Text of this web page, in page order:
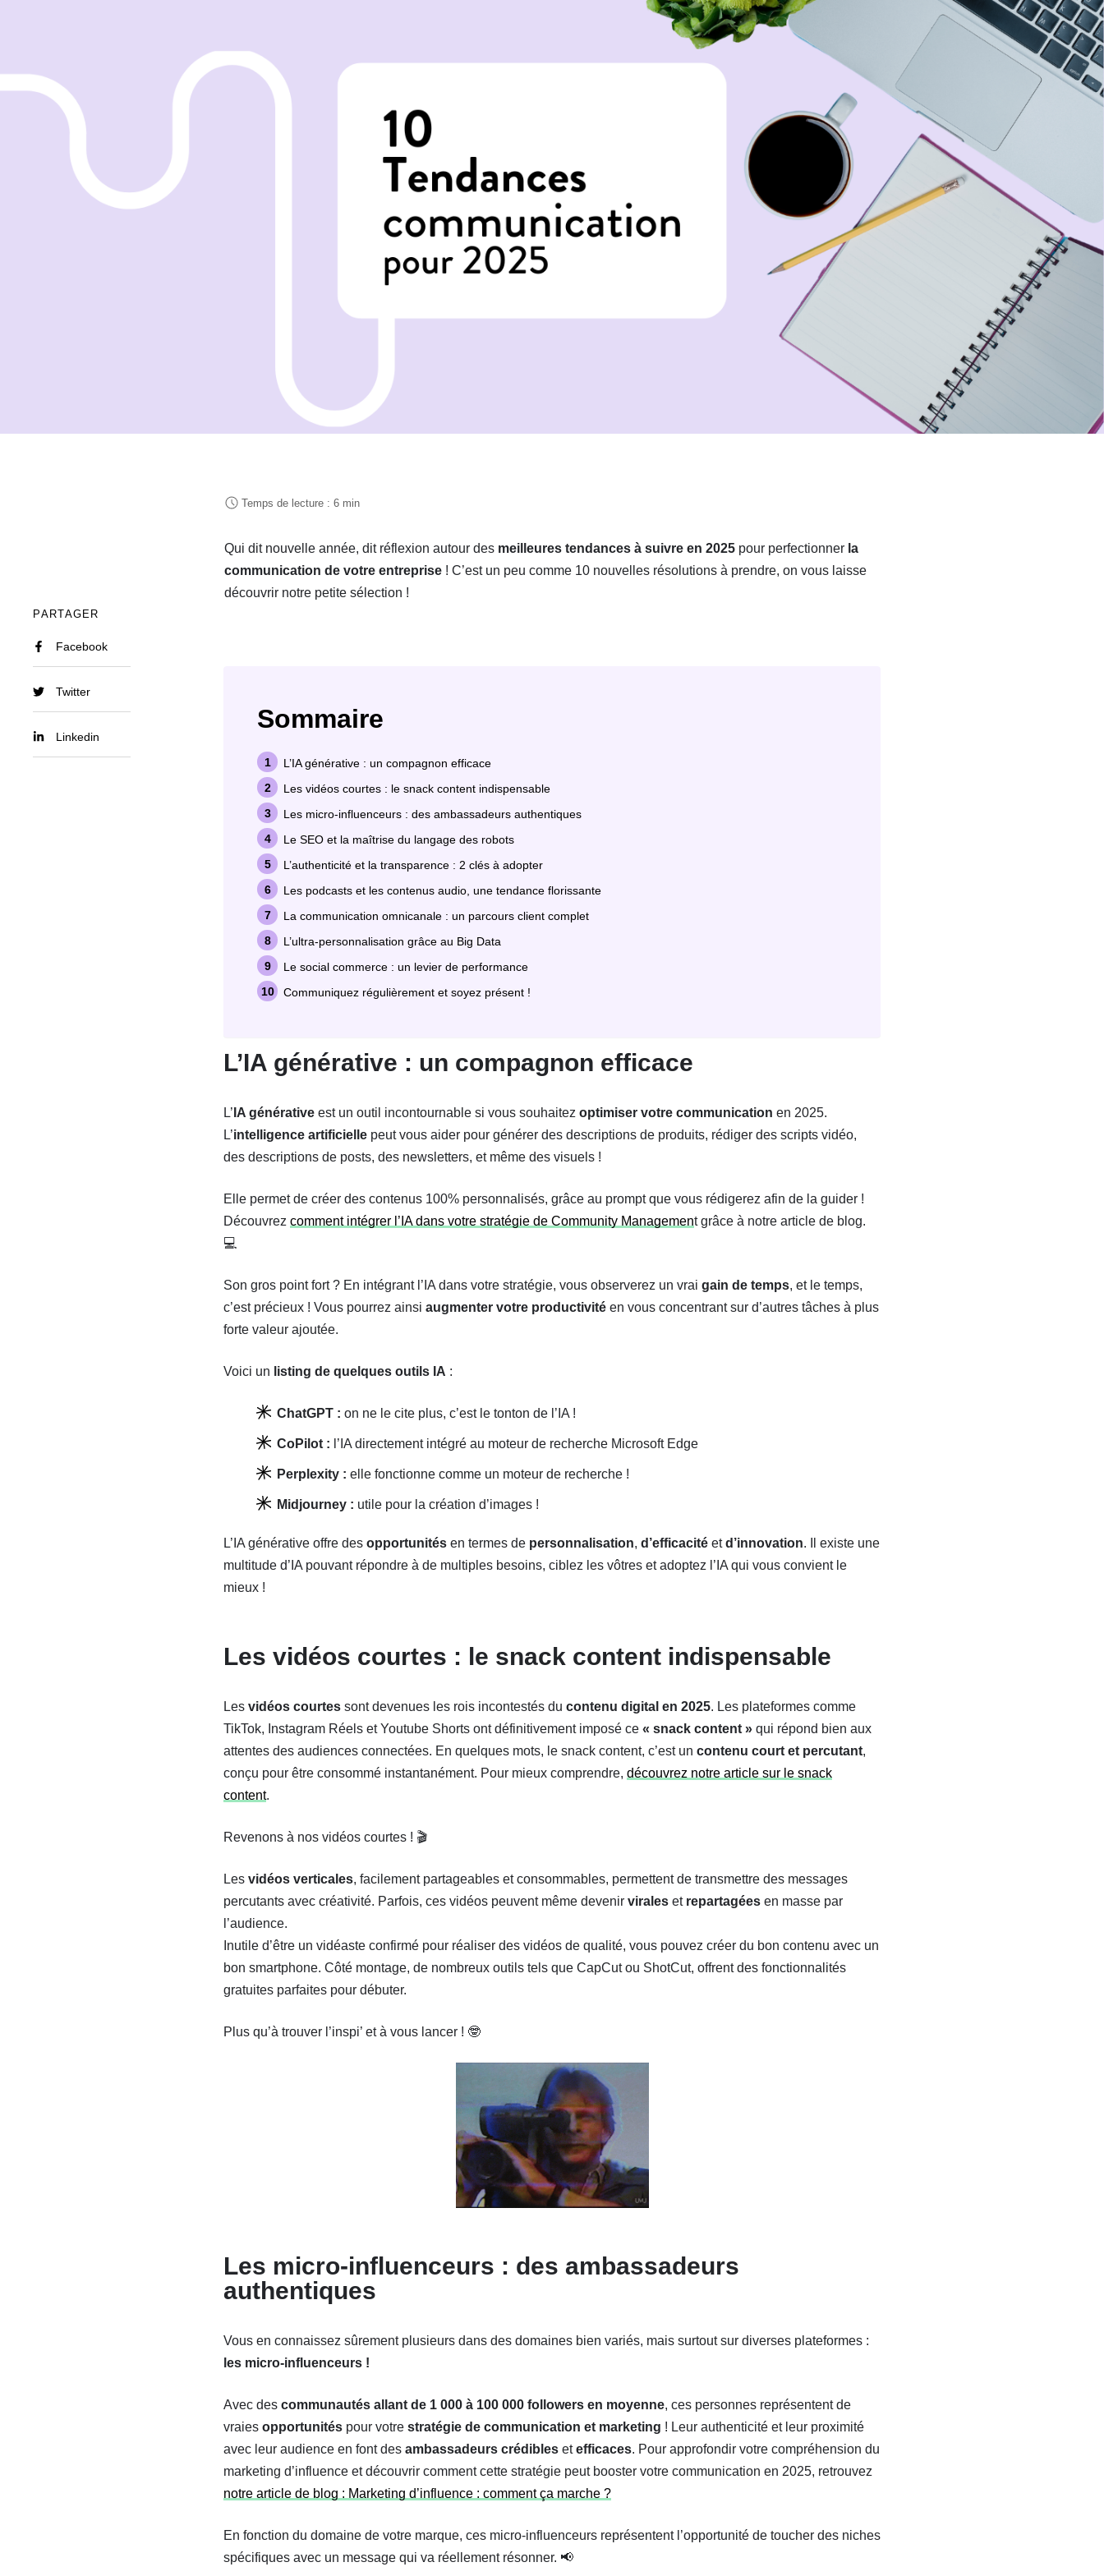
PARTAGER
Facebook
Twitter
Linkedin
Qui dit nouvelle année, dit réflexion autour des meilleures tendances à suivre en 2025 pour perfectionner la
communication de votre entreprise ! C’est un peu comme 10 nouvelles résolutions à prendre, on vous laisse
découvrir notre petite sélection !
Sommaire
L’IA générative : un compagnon efficace
Les vidéos courtes : le snack content indispensable
Les micro-influenceurs : des ambassadeurs authentiques
Le SEO et la maîtrise du langage des robots
L’authenticité et la transparence : 2 clés à adopter
Les podcasts et les contenus audio, une tendance florissante
La communication omnicanale : un parcours client complet
L’ultra-personnalisation grâce au Big Data
Le social commerce : un levier de performance
Communiquez régulièrement et soyez présent !
L’IA générative : un compagnon efficace
L’ IA générative est un outil incontournable si vous souhaitez optimiser votre communication en 2025.
L’intelligence artificielle peut vous aider pour générer des descriptions de produits, rédiger des scripts vidéo,
des descriptions de posts, des newsletters, et même des visuels !
Elle permet de créer des contenus 100% personnalisés, grâce au prompt que vous rédigerez afin de la guider !
Découvrez comment intégrer l’IA dans votre stratégie de Community Management grâce à notre article de blog.
💻
Son gros point fort ? En intégrant l’IA dans votre stratégie, vous observerez un vrai gain de temps, et le temps,
c’est précieux ! Vous pourrez ainsi augmenter votre productivité en vous concentrant sur d’autres tâches à plus
forte valeur ajoutée.
Voici un listing de quelques outils IA :
ChatGPT : on ne le cite plus, c’est le tonton de l’IA !
CoPilot : l’IA directement intégré au moteur de recherche Microsoft Edge
Perplexity : elle fonctionne comme un moteur de recherche !
Midjourney : utile pour la création d’images !
L’IA générative offre des opportunités en termes de personnalisation, d’efficacité etd’innovation. Il existe une
multitude d’IA pouvant répondre à de multiples besoins, ciblez les vôtres et adoptez l’IA qui vous convient le
mieux !
Les vidéos courtes : le snack content indispensable
Les vidéos courtes sont devenues les rois incontestés du contenu digital en 2025. Les plateformes comme
TikTok, Instagram Réels et Youtube Shorts ont définitivement imposé ce « snack content » qui répond bien aux
attentes des audiences connectées. En quelques mots, le snack content, c’est un contenu court et percutant,
conçu pour être consommé instantanément. Pour mieux comprendre, découvrez notre article sur le snack
content.
Revenons à nos vidéos courtes ! 🎬
Les vidéos verticales, facilement partageables et consommables, permettent de transmettre des messages
percutants avec créativité. Parfois, ces vidéos peuvent même devenir virales et repartagées en masse par
l’audience.
Inutile d’être un vidéaste confirmé pour réaliser des vidéos de qualité, vous pouvez créer du bon contenu avec un
bon smartphone. Côté montage, de nombreux outils tels que CapCut ou ShotCut, offrent des fonctionnalités
gratuites parfaites pour débuter.
Plus qu’à trouver l’inspi’ et à vous lancer ! 🤓
Les micro-influenceurs : des ambassadeurs
authentiques
Vous en connaissez sûrement plusieurs dans des domaines bien variés, mais surtout sur diverses plateformes :
les micro-influenceurs !
Avec des communautés allant de 1 000 à 100 000 followers en moyenne, ces personnes représentent de
vraies opportunités pour votre stratégie de communication et marketing ! Leur authenticité et leur proximité
avec leur audience en font des ambassadeurs crédibles etefficaces. Pour approfondir votre compréhension du
marketing d’influence et découvrir comment cette stratégie peut booster votre communication en 2025, retrouvez
notre article de blog : Marketing d’influence : comment ça marche ?
En fonction du domaine de votre marque, ces micro-influenceurs représentent l’opportunité de toucher des niches
spécifiques avec un message qui va réellement résonner. 📢